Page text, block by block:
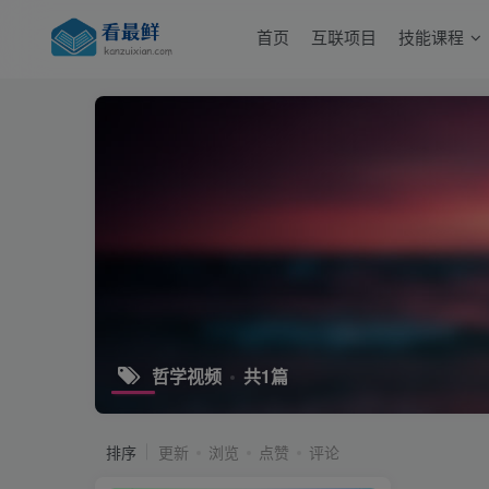
首页 互联项目 技能课程
哲学视频 共1篇
排序 更新 浏览 点赞 评论